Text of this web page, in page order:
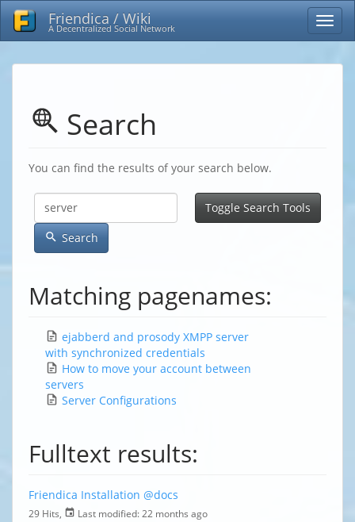
Friendica / Wiki
A Decentralized Social Network
Search
You can find the results of your search below.
Toggle Search Tools
Search
Matching pagenames:
ejabberd and prosody XMPP server
with synchronized credentials
How to move your account between
servers
Server Configurations
Fulltext results:
Friendica Installation @docs
29 Hits, Last modified: 22 months ago